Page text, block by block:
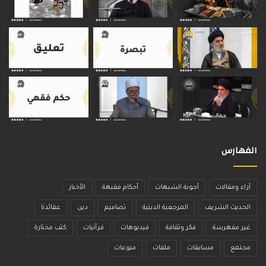
الفهارس
آراء ومقالات أجوبة الشبهات أحكام فقيهة الأخبار
الحديث الشريف المرجعية الدينية تصاميم دين عقائدنا
غير مفهرسة فكر وثقافة فيديوهات قرآنيات كتب مختارة
مجتمع مسابقات ملفات منوعات